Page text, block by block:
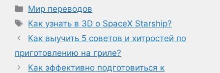
Рубрики
Мир переводов
Метки
Как узнать в 3D о SpaceX Starship?
Как выучить 5 советов и хитростей по
приготовлению на гриле?
Как эффективно подготовиться к